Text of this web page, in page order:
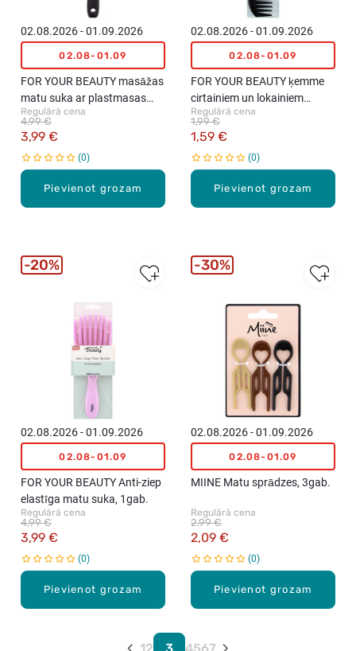
Pievienot grozam
02.08.2026 - 01.09.2026
02.08-01.09
FOR YOUR BEAUTY masāžas
matu suka ar plastmasas
sariem
Regulārā cena
3,99 €
4,99 €
0
Pievienot grozam
02.08.2026 - 01.09.2026
02.08-01.09
FOR YOUR BEAUTY ķemme
cirtainiem un lokainiem
matiem, 1gab.
Regulārā cena
1,59 €
1,99 €
0
Pievienot grozam
02.08.2026 - 01.09.2026
02.08-01.09
FOR YOUR BEAUTY Anti-ziep
elastīga matu suka, 1gab.
Regulārā cena
3,99 €
4,99 €
0
20%
Pievienot grozam
02.08.2026 - 01.09.2026
02.08-01.09
MIINE Matu sprādzes, 3gab.
Regulārā cena
2,09 €
2,99 €
0
30%